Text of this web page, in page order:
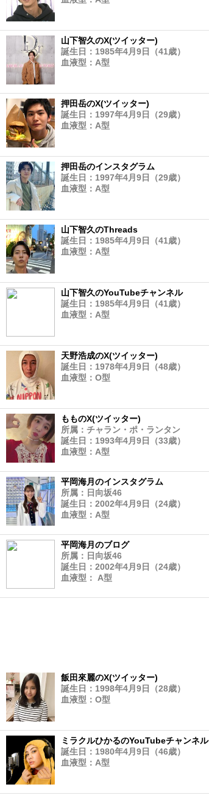
山下智久のX(ツイッター)
誕生日：1985年4月9日（41歳）
血液型：A型
押田岳のX(ツイッター)
誕生日：1997年4月9日（29歳）
血液型：A型
押田岳のインスタグラム
誕生日：1997年4月9日（29歳）
血液型：A型
山下智久のThreads
誕生日：1985年4月9日（41歳）
血液型：A型
山下智久のYouTubeチャンネル
誕生日：1985年4月9日（41歳）
血液型：A型
天野浩成のX(ツイッター)
誕生日：1978年4月9日（48歳）
血液型：O型
もものX(ツイッター)
所属：チャラン・ポ・ランタン
誕生日：1993年4月9日（33歳）
血液型：A型
平岡海月のインスタグラム
所属：日向坂46
誕生日：2002年4月9日（24歳）
血液型：A型
平岡海月のブログ
所属：日向坂46
誕生日：2002年4月9日（24歳）
血液型： A型
飯田來麗のX(ツイッター)
誕生日：1998年4月9日（28歳）
血液型：O型
ミラクルひかるのYouTubeチャンネル
誕生日：1980年4月9日（46歳）
血液型：A型